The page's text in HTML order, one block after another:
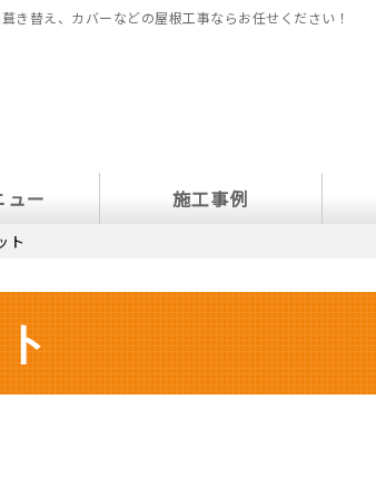
き替え、カバーなどの屋根工事ならお任せください！
ュー 施工事例
ト